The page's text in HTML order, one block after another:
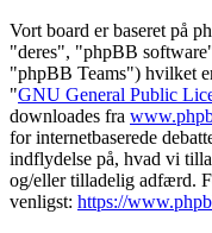
Vort board er baseret på
"deres", "phpBB
"phpBB Teams") hvilket
"GNU General Public
downloades fra
for internetbaserede
indflydelse på, hvad vi
og/eller tilladelig adfærd.
venligst: https://